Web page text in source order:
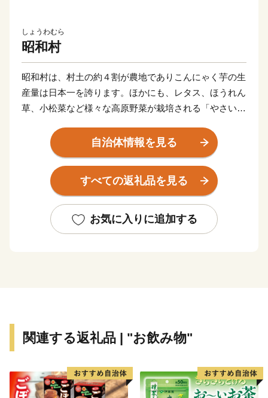
しょうわむら
昭和村
昭和村は、村土の約４割が農地でありこんにゃく芋の生
産量は日本一を誇ります。ほかにも、レタス、ほうれん
草、小松菜など様々な高原野菜が栽培される「やさい王
片品川によって形成された河岸段丘の大地と歴史的な養
蚕農家の家並み、自然に恵まれた景観が認められ「日本
で最も美しい村」連合へも加入しています。
アクセスも良好♪
昭和I.Cを降りてすぐにある「道の駅あぐりーむ昭和」
４F
群馬県昭和村ふるさと納税業務受託者 株式会社エッ
グ 宛
自治体情報を見る
すべての返礼品を見る
お気に入りに追加する
関連する返礼品 | "お飲み物"